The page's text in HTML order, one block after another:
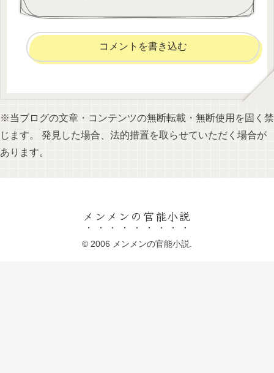
コメントを書き込む
※当ブログの文章・コンテンツの無断転載・無断使用を固く禁
じます。 発見した場合、法的措置を取らせていただく場合が
あります。
メンメンの官能小説
© 2006 メンメンの官能小説.